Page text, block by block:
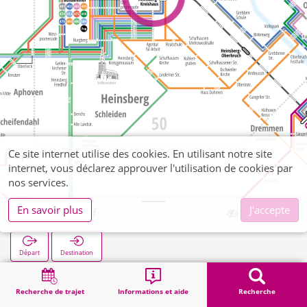
Recherche de trajet Informations et aide Recherche
Kreishaus Bf
Départ Destination
Démarrage Recherche
Ce site internet utilise des cookies. En utilisant notre site
internet, vous déclarez approuver l'utilisation de cookies par
nos services.
En savoir plus
J'accepte